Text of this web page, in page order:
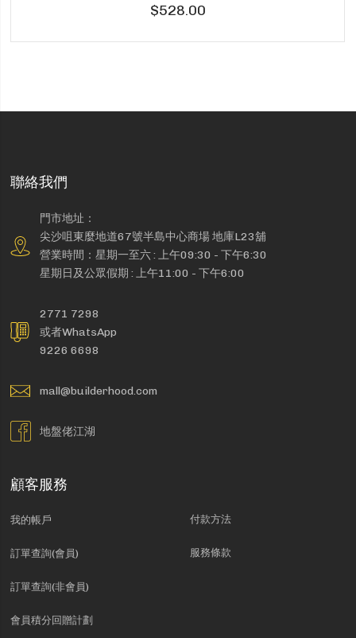
$528.00
聯絡我們
門市地址：
尖沙咀東麼地道67號半島中心商場 地庫L23舖
營業時間：星期一至六 : 上午09:30 - 下午6:30
星期日及公眾假期 : 上午11:00 - 下午6:00
2771 7298
或者WhatsApp
9226 6698
mall@builderhood.com
地盤佬江湖
顧客服務
我的帳戶
訂單查詢(會員)
訂單查詢(非會員)
會員積分回贈計劃
付款方法
服務條款